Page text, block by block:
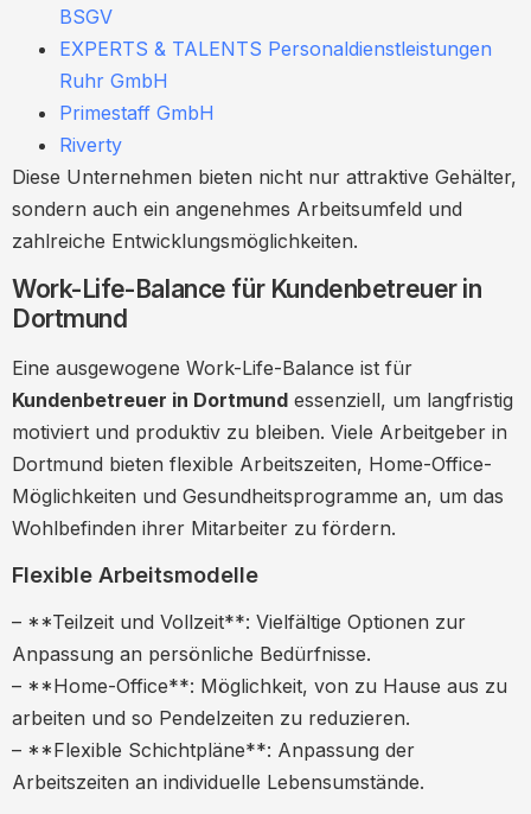
BSGV
EXPERTS & TALENTS Personaldienstleistungen
Ruhr GmbH
Primestaff GmbH
Riverty
Diese Unternehmen bieten nicht nur attraktive Gehälter,
sondern auch ein angenehmes Arbeitsumfeld und
zahlreiche Entwicklungsmöglichkeiten.
Work-Life-Balance für Kundenbetreuer in
Dortmund
Eine ausgewogene Work-Life-Balance ist für
Kundenbetreuer in Dortmund essenziell, um langfristig
motiviert und produktiv zu bleiben. Viele Arbeitgeber in
Dortmund bieten flexible Arbeitszeiten, Home-Office-
Möglichkeiten und Gesundheitsprogramme an, um das
Wohlbefinden ihrer Mitarbeiter zu fördern.
Flexible Arbeitsmodelle
– **Teilzeit und Vollzeit**: Vielfältige Optionen zur
Anpassung an persönliche Bedürfnisse.
– **Home-Office**: Möglichkeit, von zu Hause aus zu
arbeiten und so Pendelzeiten zu reduzieren.
– **Flexible Schichtpläne**: Anpassung der
Arbeitszeiten an individuelle Lebensumstände.